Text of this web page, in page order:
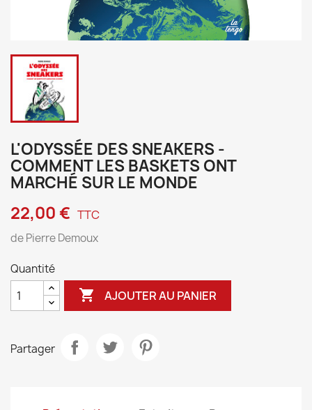
L'ODYSSÉE DES SNEAKERS -
COMMENT LES BASKETS ONT
MARCHÉ SUR LE MONDE
22,00 € TTC
de Pierre Demoux
Quantité
 AJOUTER AU PANIER
Partager